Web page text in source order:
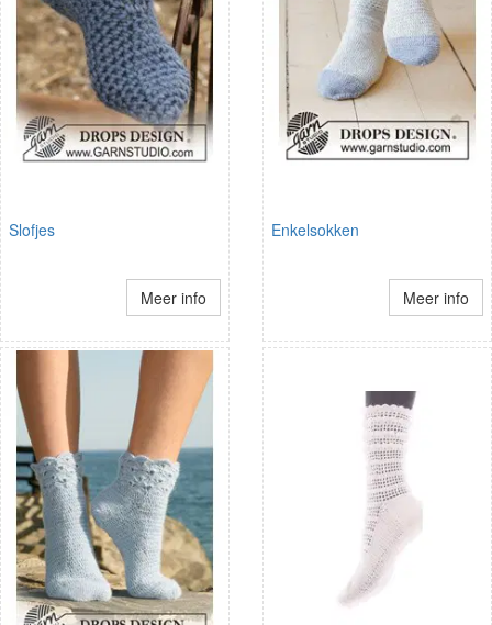
Slofjes
Meer info
Enkelsokken
Meer info